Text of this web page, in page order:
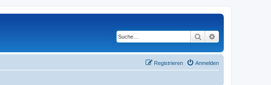
Suche
Anmelden
Registrieren